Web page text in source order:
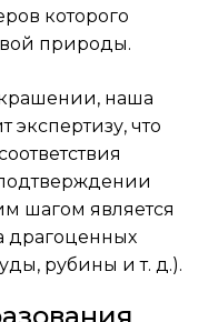
которого
природы.
наша
что
шагом является
драгоценных
рубины и т. д.).